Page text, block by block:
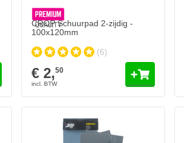
CROP Schuurpad 2-zijdig -
100x120mm
(6)
€ 2,50